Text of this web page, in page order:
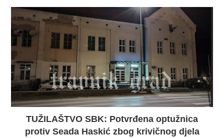
TUŽILAŠTVO SBK: Potvrđena optužnica
protiv Seada Haskić zbog krivičnog djela